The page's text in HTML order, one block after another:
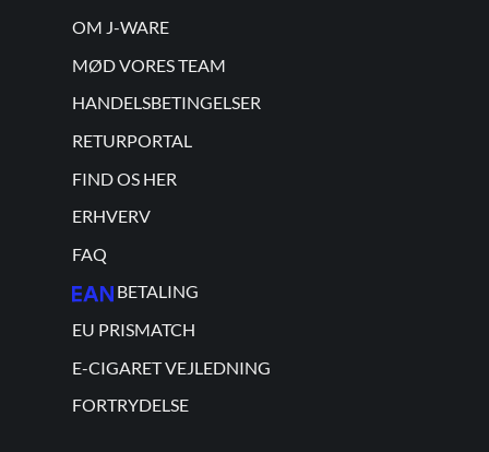
OM J-WARE
MØD VORES TEAM
HANDELSBETINGELSER
RETURPORTAL
FIND OS HER
ERHVERV
FAQ
BETALING
EU PRISMATCH
E-CIGARET VEJLEDNING
FORTRYDELSE